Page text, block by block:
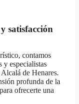
satisfacción
contamos
y especialistas
de Henares.
profunda de la
ofrecerte una